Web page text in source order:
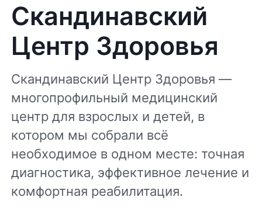
Скандинавский
Центр Здоровья
Скандинавский Центр Здоровья —
многопрофильный медицинский
центр для взрослых и детей, в
котором мы собрали всё
необходимое в одном месте: точная
диагностика, эффективное лечение и
комфортная реабилитация.